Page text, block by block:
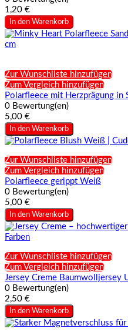
1,20 €
In den Warenkorb
Zur Wunschliste hinzufügen
Zum Vergleich hinzufügen
Polarfleece mit Herzprägung in
0 Bewertung(en)
5,00 €
In den Warenkorb
Zur Wunschliste hinzufügen
Zum Vergleich hinzufügen
Polarfleece gerippt Weiß
0 Bewertung(en)
5,00 €
In den Warenkorb
Zur Wunschliste hinzufügen
Zum Vergleich hinzufügen
Jersey Creme Baumwolljersey
0 Bewertung(en)
2,50 €
In den Warenkorb